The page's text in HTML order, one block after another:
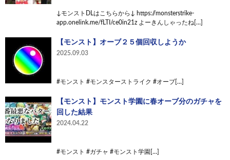
↓モンストDLはこちらから↓ https://monsterstrike-
app.onelink.me/fLTI/ce0in21z よーきんしゃったね[…]
【モンスト】オーブ２５個回収しようか
2025.09.03
#モンスト #モンスターストライク #オーブ[…]
【モンスト】モンスト学園に春オーブ分のガチャを
回した結果
2024.04.22
#モンスト #ガチャ #モンスト学園[…]